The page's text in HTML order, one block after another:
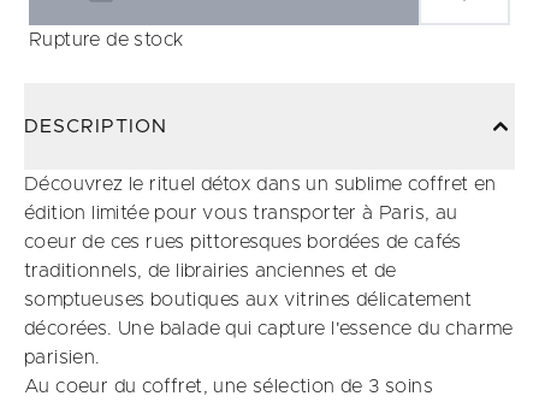
Rupture de stock
DESCRIPTION
Découvrez le rituel détox dans un sublime coffret en
édition limitée pour vous transporter à Paris, au
coeur de ces rues pittoresques bordées de cafés
traditionnels, de librairies anciennes et de
somptueuses boutiques aux vitrines délicatement
décorées. Une balade qui capture l'essence du charme
parisien.
Au coeur du coffret, une sélection de 3 soins